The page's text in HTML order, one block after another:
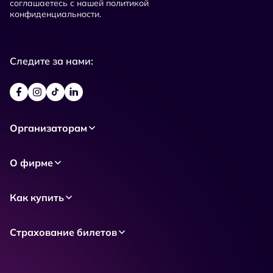
соглашаетесь с нашей политикой
конфиденциальности.
Следите за нами:
Организаторам
О фирме
Как купить
Страхование билетов